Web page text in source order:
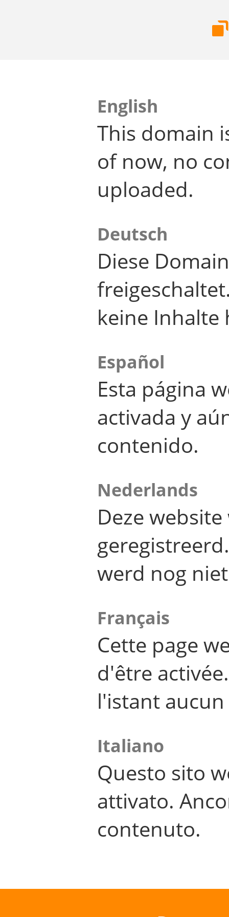
English
This domain
of now, no
uploaded.
Deutsch
Diese
keine Inhalte
Español
Esta página
activada y
contenido.
Nederlands
Deze
werd nog
Français
Cette page
d'être
l'istant
Italiano
Questo sito
attivato.
contenuto.